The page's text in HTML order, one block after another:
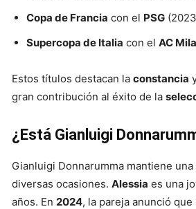
Copa de Francia con el PSG
Supercopa de Italia con el AC
Estos títulos destacan la constancia
gran contribución al éxito de la
¿Está Gianluigi
Gianluigi Donnarumma mantiene
diversas ocasiones. Alessia es una
años. En 2024, la pareja anunció